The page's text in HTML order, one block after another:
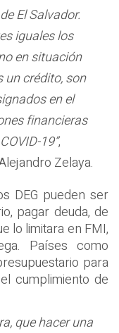
El Salvador.
iguales los
en situación
un crédito, son
en el
financieras
19”,
Zelaya.
DEG pueden ser
pagar deuda, de
lo limitara en FMI,
Países como
para
cumplimiento de
que hacer una